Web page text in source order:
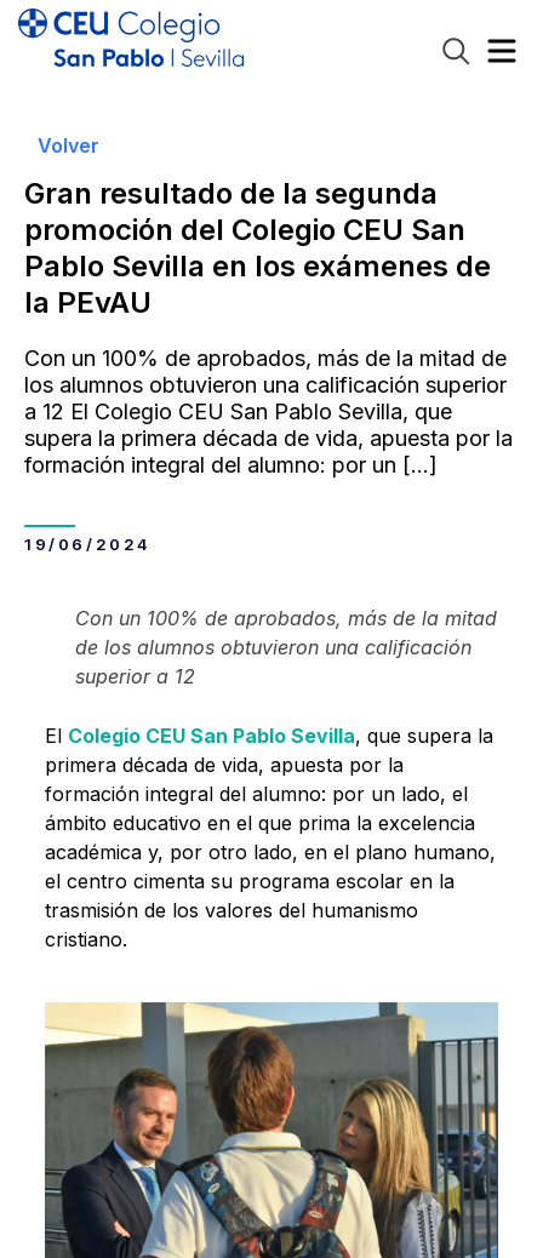
Volver
Gran resultado de la segunda
promoción del Colegio CEU San
Pablo Sevilla en los exámenes de
la PEvAU
Con un 100% de aprobados, más de la mitad de
los alumnos obtuvieron una calificación superior
a 12 El Colegio CEU San Pablo Sevilla, que
supera la primera década de vida, apuesta por la
formación integral del alumno: por un […]
19/06/2024
Con un 100% de aprobados, más de la mitad
de los alumnos obtuvieron una calificación
superior a 12
El Colegio CEU San Pablo Sevilla, que supera la
primera década de vida, apuesta por la
formación integral del alumno: por un lado, el
ámbito educativo en el que prima la excelencia
académica y, por otro lado, en el plano humano,
el centro cimenta su programa escolar en la
trasmisión de los valores del humanismo
cristiano.